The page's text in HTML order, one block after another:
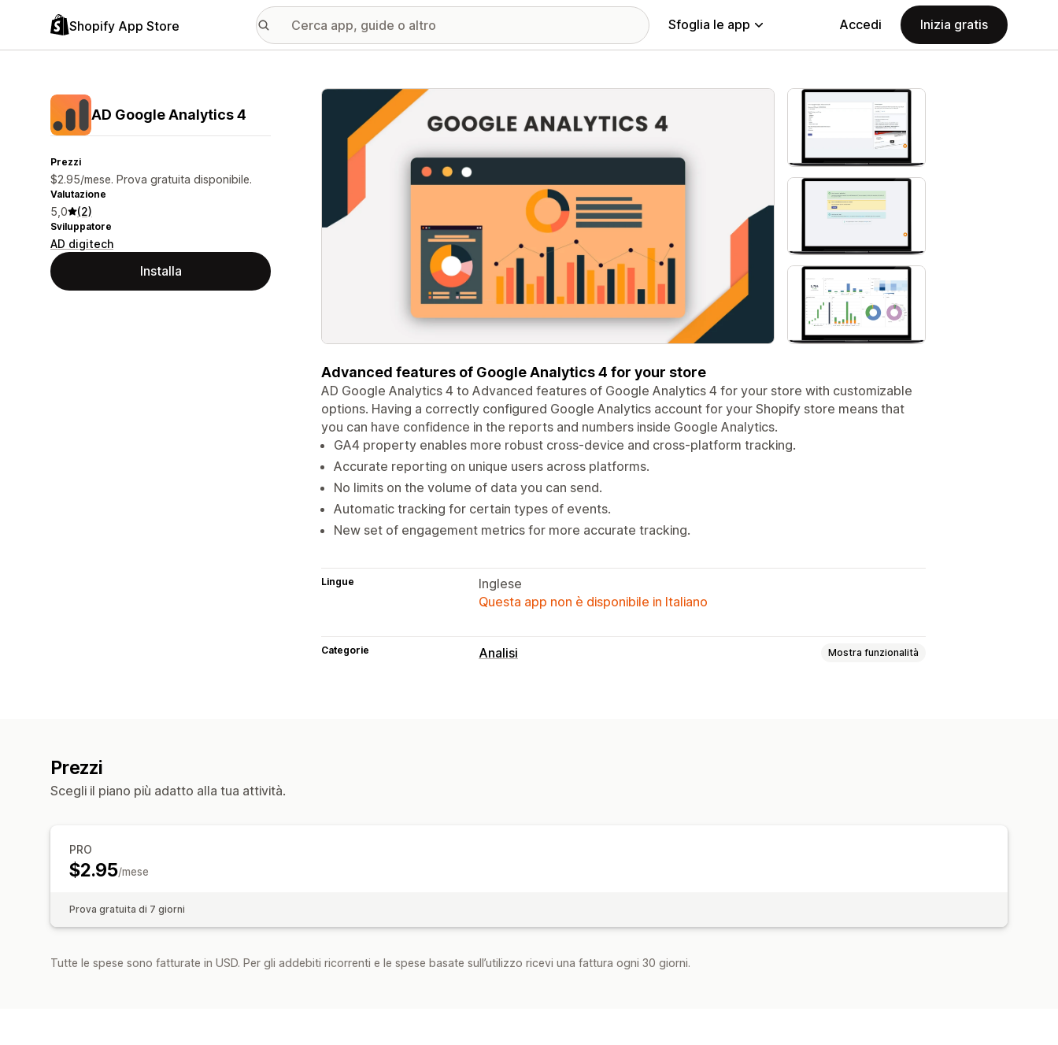
Shopify App Store Sfoglia le app Accedi Inizia gratis
AD Google Analytics 4
Prezzi
$2.95/mese. Prova gratuita disponibile.
Valutazione
5,0 (2)
Sviluppatore
AD digitech
Installa
Galleria immagini in evidenza
Advanced features of Google Analytics 4 for your store
AD Google Analytics 4 to Advanced features of Google Analytics 4 for your store with customizable
options. Having a correctly configured Google Analytics account for your Shopify store means that
you can have confidence in the reports and numbers inside Google Analytics.
GA4 property enables more robust cross-device and cross-platform tracking.
Accurate reporting on unique users across platforms.
No limits on the volume of data you can send.
Automatic tracking for certain types of events.
New set of engagement metrics for more accurate tracking.
Lingue
Inglese
Questa app non è disponibile in Italiano
Categorie Analisi Mostra funzionalità
Prezzi
Scegli il piano più adatto alla tua attività.
PRO
$2.95/mese
Prova gratuita di 7 giorni
Tutte le spese sono fatturate in USD. Per gli addebiti ricorrenti e le spese basate sull’utilizzo ricevi una fattura ogni 30 giorni.